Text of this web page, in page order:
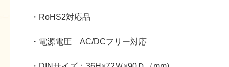
・RoHS2対応品
・電源電圧 AC/DCフリー対応